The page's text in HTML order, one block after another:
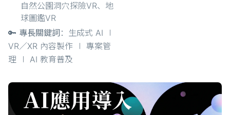
自然公園洞穴探險VR、地
球圖鑑VR
🔑 專長關鍵詞 ：生成式 AI ∣
VR／XR 內容製作 ∣ 專案管
理 ∣ AI 教育普及